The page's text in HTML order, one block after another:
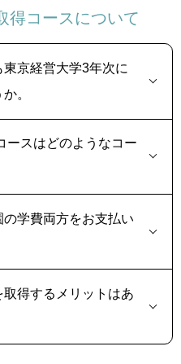
得コースについて
京経営大学3年次に
。
ースはどのようなコー
学費両方をお支払い
得するメリットはあ